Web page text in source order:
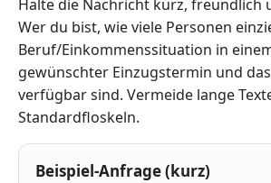
Halte die Nachricht kurz, freundlich
Wer du bist, wie viele Personen
Beruf/Einkommenssituation in
gewünschter Einzugstermin und
verfügbar sind. Vermeide lange
Standardfloskeln.
Beispiel-Anfrage (kurz)